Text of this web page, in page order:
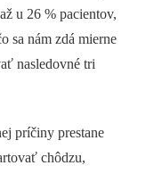
u 26 % pacientov,
sa nám zdá mierne
nasledovné tri
príčiny prestane
chôdzu,